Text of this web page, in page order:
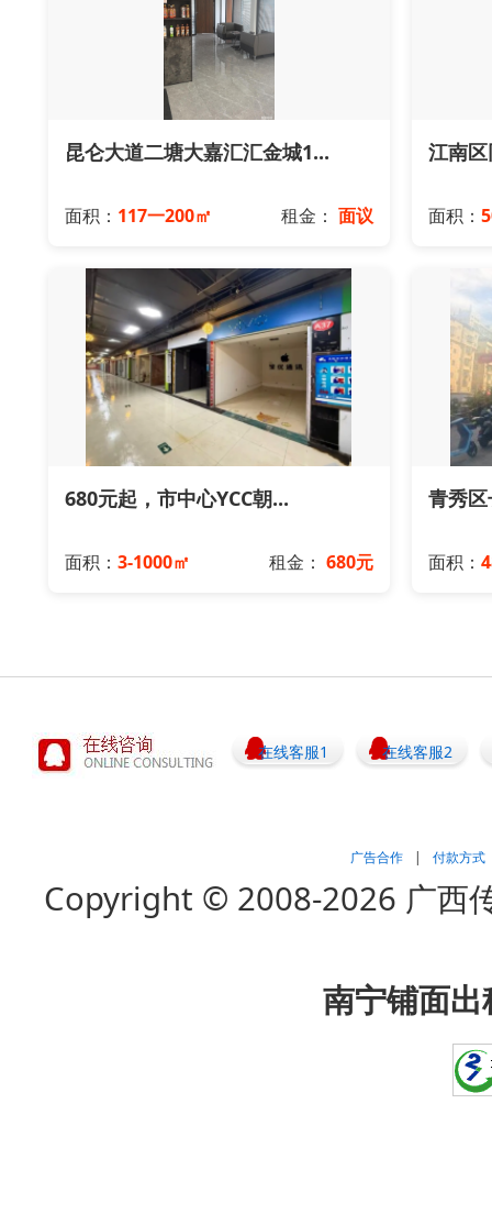
昆仑大道二塘大嘉汇汇金城1...
面积： 117一200㎡ 租金： 面议
江南
面积：
680元起，市中心YCC朝...
面积： 3-1000㎡ 租金： 680元
青秀
面积：
在线客服1 在线客服2
广告合作 | 付款方式
Copyright © 2008-2026 广西
南宁铺面出